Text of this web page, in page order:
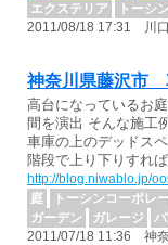
エクステリア
トーシ
2011/08/18 17:31 川
神奈川県藤沢市
高台になっているお
間を演出 そんな施工
車庫の上のデッドス
階段で上り下りすれ
http://blog.niwablo.jp/
庭
トーシンコーポレ
ガーデン
ガレージ
2011/07/18 11:36 神